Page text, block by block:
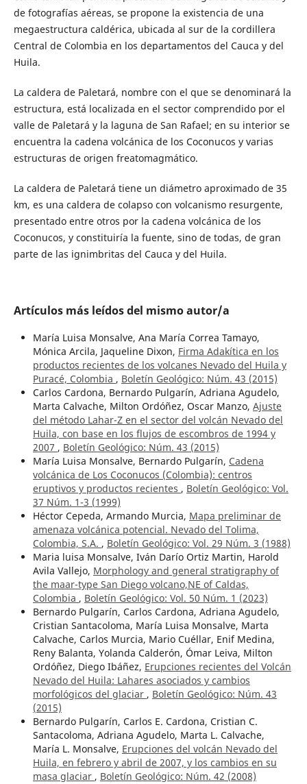
de fotografías aéreas, se propone la existencia de una
megaestructura caldérica, ubicada al sur de la cordillera
Central de Colombia en los departamentos del Cauca y del
Huila.
La caldera de Paletará, nombre con el que se denominará la
estructura, está localizada en el sector comprendido por el
valle de Paletará y la laguna de San Rafael; en su interior se
encuentra la cadena volcánica de los Coconucos y varias
estructuras de origen freatomagmático.
La caldera de Paletará tiene un diámetro aproximado de 35
km, es una caldera de colapso con volcanismo resurgente,
presentado entre otros por la cadena volcánica de los
Coconucos, y constituiría la fuente, sino de todas, de gran
parte de las ignimbritas del Cauca y del Huila.
Artículos más leídos del mismo autor/a
María Luisa Monsalve, Ana María Correa Tamayo,
Mónica Arcila, Jaqueline Dixon, Firma Adakítica en los
productos recientes de los volcanes Nevado del Huila y
Puracé, Colombia , Boletín Geológico: Núm. 43 (2015)
Carlos Cardona, Bernardo Pulgarín, Adriana Agudelo,
Marta Calvache, Milton Ordóñez, Oscar Manzo, Ajuste
del método Lahar-Z en el sector del volcán Nevado del
Huila, con base en los flujos de escombros de 1994 y
2007 , Boletín Geológico: Núm. 43 (2015)
María Luisa Monsalve, Bernardo Pulgarín, Cadena
volcánica de Los Coconucos (Colombia): centros
eruptivos y productos recientes , Boletín Geológico: Vol.
37 Núm. 1-3 (1999)
Héctor Cepeda, Armando Murcia, Mapa preliminar de
amenaza volcánica potencial. Nevado del Tolima,
Colombia, S.A. , Boletín Geológico: Vol. 29 Núm. 3 (1988)
Maria luisa Monsalve, Iván Darío Ortiz Martin, Harold
Avila Vallejo, Morphology and general stratigraphy of
the maar-type San Diego volcano,NE of Caldas,
Colombia , Boletín Geológico: Vol. 50 Núm. 1 (2023)
Bernardo Pulgarín, Carlos Cardona, Adriana Agudelo,
Cristian Santacoloma, María Luisa Monsalve, Marta
Calvache, Carlos Murcia, Mario Cuéllar, Enif Medina,
Reny Balanta, Yolanda Calderón, Ómar Leiva, Milton
Ordóñez, Diego Ibáñez, Erupciones recientes del Volcán
Nevado del Huila: Lahares asociados y cambios
morfológicos del glaciar , Boletín Geológico: Núm. 43
(2015)
Bernardo Pulgarín, Carlos E. Cardona, Cristian C.
Santacoloma, Adriana Agudelo, Marta L. Calvache,
María L. Monsalve, Erupciones del volcán Nevado del
Huila, en febrero y abril de 2007, y los cambios en su
masa glaciar , Boletín Geológico: Núm. 42 (2008)